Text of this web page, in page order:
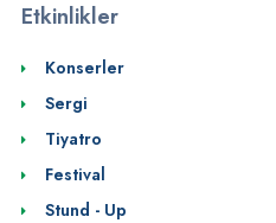
Etkinlikler
Konserler
Sergi
Tiyatro
Festival
Stund - Up